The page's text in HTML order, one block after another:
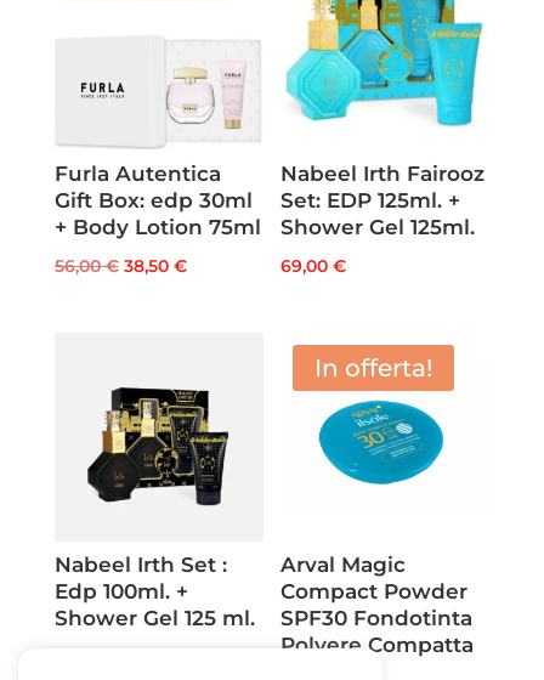
Furla Autentica
Gift Box: edp 30ml
+ Body Lotion 75ml
56,00€ Il
56,00 €.
38,50 €Il
38,50 €.
Nabeel Irth Fairooz
Set: EDP 125ml. +
Shower Gel 125ml.
69,00€
Nabeel Irth Set :
Edp 100ml. +
Shower Gel 125 ml.
In offerta!
Arval Magic
Compact Powder
SPF30 Fondotinta
Polvere Compatta